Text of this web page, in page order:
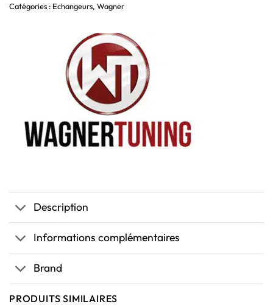
Catégories : Echangeurs, Wagner
Description
Informations complémentaires
Brand
PRODUITS SIMILAIRES